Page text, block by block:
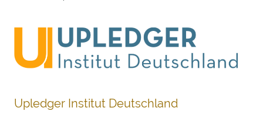
Upledger Institut Deutschland